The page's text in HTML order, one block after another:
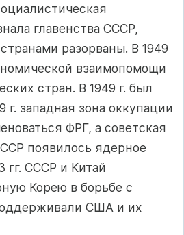
главенства СССР,
разорваны. В 1949
взаимопомощи
стран. В 1949 г. был
г. западная зона оккупации
ФРГ, а советская
появилось ядерное
гг. СССР и Китай
Корею в борьбе с
США и их